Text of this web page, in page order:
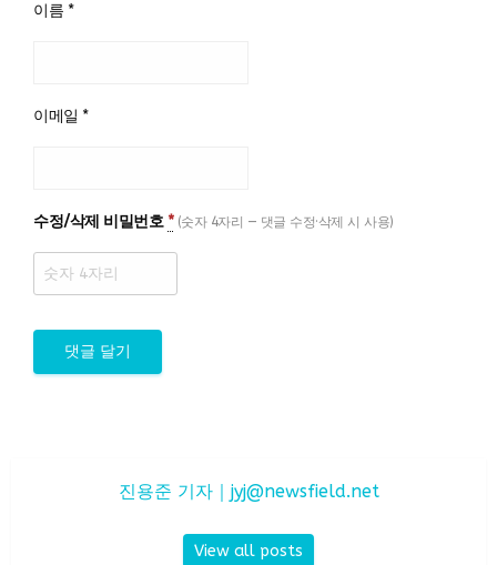
이름 *
이메일 *
수정/삭제 비밀번호 * (숫자 4자리 — 댓글 수정·삭제 시 사용)
진용준 기자｜ jyj@newsfield.net
View all posts